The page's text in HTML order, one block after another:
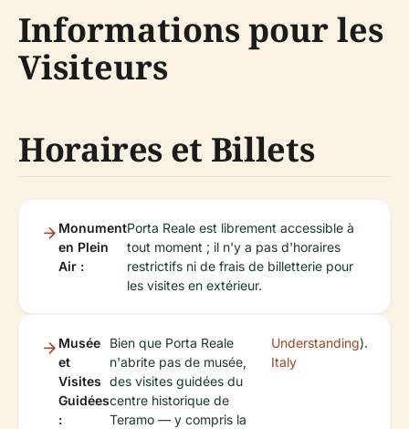
Informations pour les
Visiteurs
Horaires et Billets
Monument
en Plein
Air :
Porta Reale est librement accessible à
tout moment ; il n'y a pas d'horaires
restrictifs ni de frais de billetterie pour
les visites en extérieur.
Musée
et
Visites
Guidées
:
Bien que Porta Reale
n'abrite pas de musée,
des visites guidées du
centre historique de
Teramo — y compris la
Understanding
Italy
).